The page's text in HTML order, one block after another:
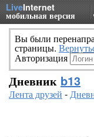
LiveInternet
мобильная версия
Вы были
страницы.
Авторизация
Дневник b13
Лента друзей -